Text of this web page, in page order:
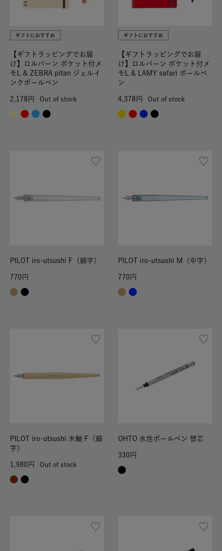
ギフトにおすすめ
【ギフトラッピングでお届
け】ロルバーン ポケット付メ
モL & ZEBRA pitan ジェルイ
ンクボールペン
2,178 Out of stock
ギフトにおすすめ
【ギフトラッピングでお届
け】ロルバーン ポケット付メ
モL & LAMY safari ボールペ
ン
4,378 Out of stock
PILOT iro-utsushi F（細字）
770
PILOT iro-utsushi M（中字）
770
PILOT iro-utsushi 木軸 F（細
字）
1,980 Out of stock
OHTO 水性ボールペン 替芯
330